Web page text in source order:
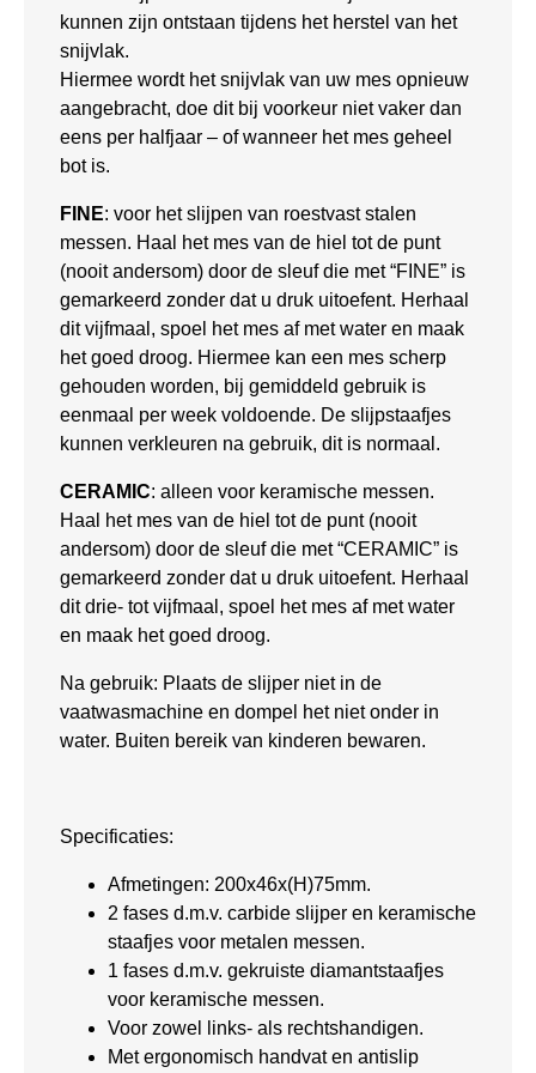
kunnen zijn ontstaan tijdens het herstel van het
snijvlak.
Hiermee wordt het snijvlak van uw mes opnieuw
aangebracht, doe dit bij voorkeur niet vaker dan
eens per halfjaar – of wanneer het mes geheel
bot is.
FINE: voor het slijpen van roestvast stalen
messen. Haal het mes van de hiel tot de punt
(nooit andersom) door de sleuf die met “FINE” is
gemarkeerd zonder dat u druk uitoefent. Herhaal
dit vijfmaal, spoel het mes af met water en maak
het goed droog. Hiermee kan een mes scherp
gehouden worden, bij gemiddeld gebruik is
eenmaal per week voldoende. De slijpstaafjes
kunnen verkleuren na gebruik, dit is normaal.
CERAMIC: alleen voor keramische messen.
Haal het mes van de hiel tot de punt (nooit
andersom) door de sleuf die met “CERAMIC” is
gemarkeerd zonder dat u druk uitoefent. Herhaal
dit drie- tot vijfmaal, spoel het mes af met water
en maak het goed droog.
Na gebruik: Plaats de slijper niet in de
vaatwasmachine en dompel het niet onder in
water. Buiten bereik van kinderen bewaren.
Specificaties:
Afmetingen: 200x46x(H)75mm.
2 fases d.m.v. carbide slijper en keramische
staafjes voor metalen messen.
1 fases d.m.v. gekruiste diamantstaafjes
voor keramische messen.
Voor zowel links- als rechtshandigen.
Met ergonomisch handvat en antislip